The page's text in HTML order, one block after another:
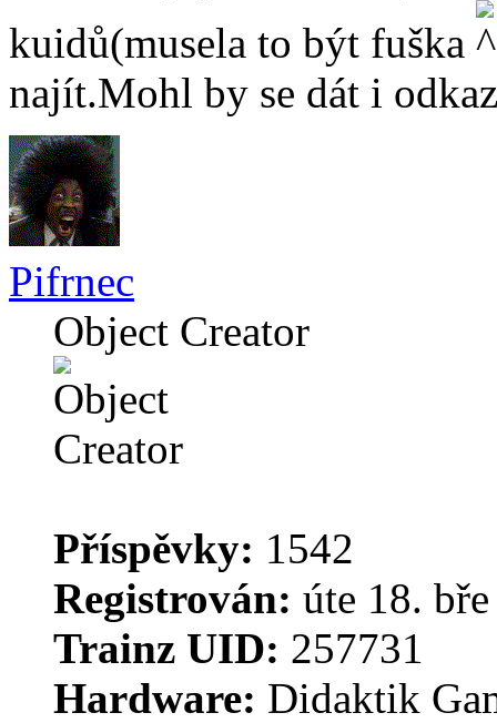
kuidů(musela to být fuška
najít.Mohl by se dát i
Pifrnec
Object Creator
Příspěvky: 1542
Registrován: úte 18.
Trainz UID: 257731
Hardware: Didaktik